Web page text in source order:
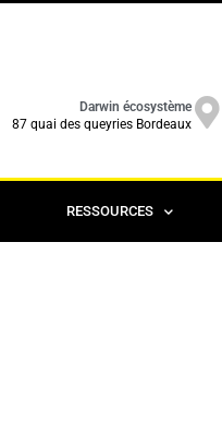
Darwin écosystème
87 quai des queyries Bordeaux
RESSOURCES